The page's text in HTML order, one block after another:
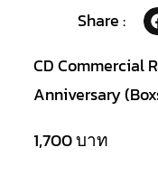
Share :
CD Commercial
Anniversary
1,700บาท